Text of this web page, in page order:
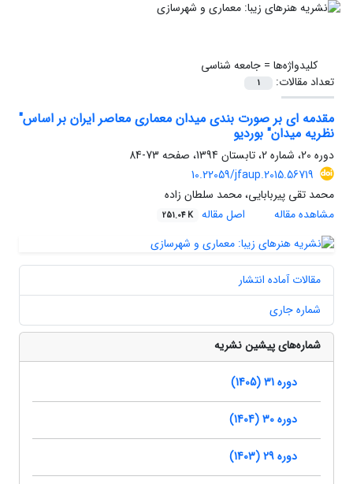
کلیدواژه‌ها =جامعه شناسی
تعداد مقالات:
1
مقدمه ای بر صورت بندی میدان معماری معاصر ایران بر اساس"
نظریه میدان" بوردیو
دوره 20، شماره 2، تابستان 1394، صفحه
73-84
10.22059/jfaup.2015.56719
محمد تقی پیربابایی، محمد سلطان زاده
مشاهده مقاله
اصل مقاله 251.04 K
مقالات آماده انتشار
شماره جاری
شماره‌های پیشین نشریه
دوره 31 (1405)
دوره 30 (1404)
دوره 29 (1403)